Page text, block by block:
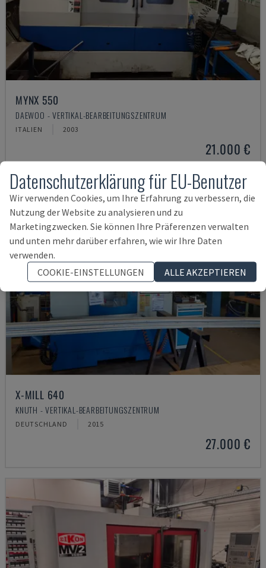
MYNX 550
DAEWOO - VERTIKAL-BEARBEITUNGSZENTRUM
ITALIEN 2003
21.000 €
X-MILL 640
KNUTH - VERTIKAL-BEARBEITUNGSZENTRUM
DEUTSCHLAND 2015
27.000 €
Datenschutzerklärung für EU-Benutzer
Wir verwenden Cookies, um Ihre Erfahrung zu verbessern, die
Nutzung der Website zu analysieren und zu
Marketingzwecken. Sie können Ihre Präferenzen verwalten
und unten mehr darüber erfahren, wie wir Ihre Daten
verwenden.
COOKIE-EINSTELLUNGEN
ALLE AKZEPTIEREN